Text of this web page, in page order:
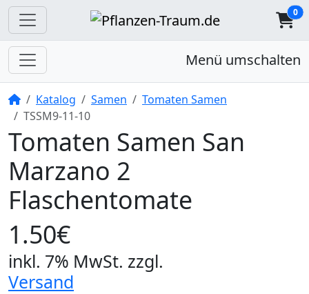
0
Menü umschalten
Startseite
Katalog Samen
Tomaten Samen
TSSM9-11-10
Tomaten Samen San
Marzano 2
Flaschentomate
1.50€
inkl. 7% MwSt. zzgl.
Versand